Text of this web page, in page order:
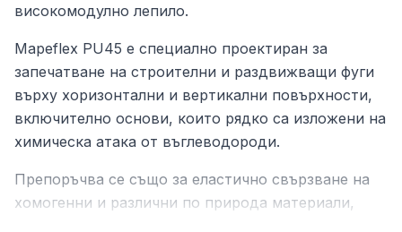
високомодулно лепило.
Mapeflex PU45 е специално проектиран за
запечатване на строителни и раздвижващи фуги
върху хоризонтални и вертикални повърхности,
включително основи, които рядко са изложени на
химическа атака от въглеводороди.
Препоръчва се също за еластично свързване на
хомогенни и различни по природа материали,